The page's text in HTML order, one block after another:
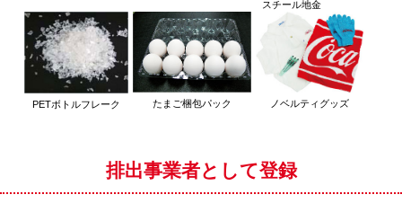
スチール地金
PETボトルフレーク たまご梱包パック ノベルティグッズ
排出事業者として登録